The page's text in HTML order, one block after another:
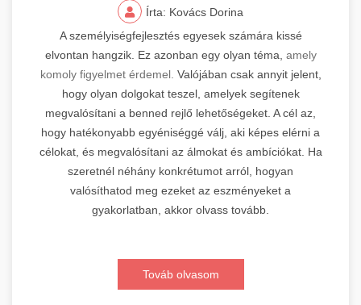
Írta: Kovács Dorina
A személyiségfejlesztés egyesek számára kissé
elvontan hangzik. Ez azonban egy olyan téma, amely
komoly figyelmet érdemel. Valójában csak annyit jelent,
hogy olyan dolgokat teszel, amelyek segítenek
megvalósítani a benned rejlő lehetőségeket. A cél az,
hogy hatékonyabb egyéniséggé válj, aki képes elérni a
célokat, és megvalósítani az álmokat és ambíciókat. Ha
szeretnél néhány konkrétumot arról, hogyan
valósíthatod meg ezeket az eszményeket a
gyakorlatban, akkor olvass tovább.
Továb olvasom